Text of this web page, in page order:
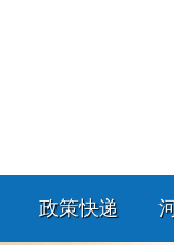
政策快递